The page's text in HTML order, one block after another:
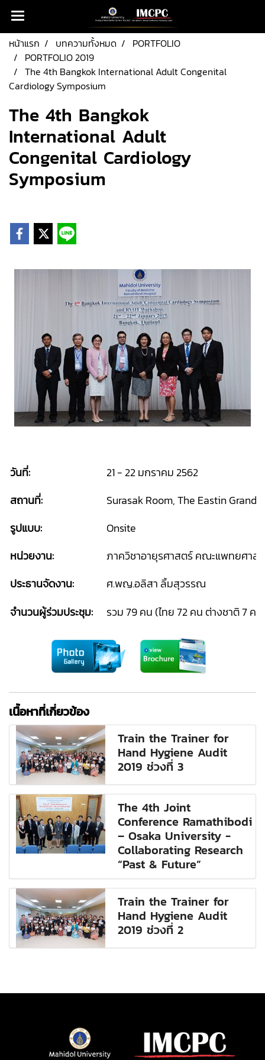
หน้าแรก บทความทั้งหมด
PORTFOLIO
PORTFOLIO 2019
The 4th Bangkok International Adult Congenital
Cardiology Symposium
The 4th Bangkok
International Adult
Congenital Cardiology
Symposium
วันที่:
21 - 22 มกราคม 2562
สถานที่:
Surasak Room, The Eastin
รูปแบบ:
Onsite
หน่วยงาน:
ภาควิชาอายุรศาสตร์ คณะแพทยศาส
ประธานจัดงาน:
ศ.พญ.อลิสา ลิ้มสุวรรณ
จำนวนผู้ร่วมประชุม:
รวม 79 คน (ไทย 72 คน ต่างชาติ 7 ค
เนื้อหาที่เกี่ยวข้อง
Train the Trainer for
Hand Hygiene Audit
2019 ช่วงที่ 3
The 4th Joint
Conference Ramathibodi
– Osaka University -
Collaborating Research
“Past & Future”
Train the Trainer for
Hand Hygiene Audit
2019 ช่วงที่ 2